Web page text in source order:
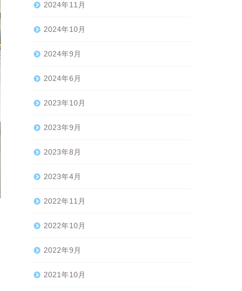
2024年11月
2024年10月
2024年9月
2024年6月
2023年10月
2023年9月
2023年8月
2023年4月
2022年11月
2022年10月
2022年9月
2021年10月